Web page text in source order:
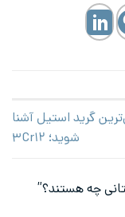
گرید استیل آشنا
شوید؛ ۳Cr۱۲
چه هستند؟”